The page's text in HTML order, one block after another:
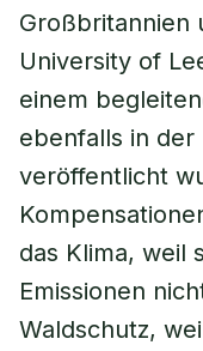
Großbritannien
University of
einem
ebenfalls in der
veröffentlicht
das Klima, weil
Emissionen
Waldschutz,